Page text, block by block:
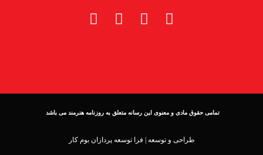
تمامی حقوق مادی و معنوی این رسانه متعلق به روزنامه هنرمند می باشد
طراحی و توسعه | فرا توسعه پردازان بوم کار